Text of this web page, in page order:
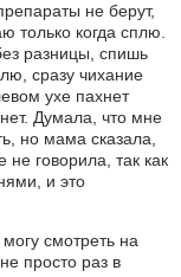
не берут,
только когда сплю.
разницы, спишь
сразу чихание
ухе пахнет
Думала, что мне
но мама сказала,
не говорила, так как
и это
смотреть на
просто раз в